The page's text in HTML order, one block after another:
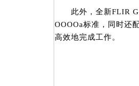
此外，全新FLIR G
OOOOa标准，同时还
高效地完成工作。